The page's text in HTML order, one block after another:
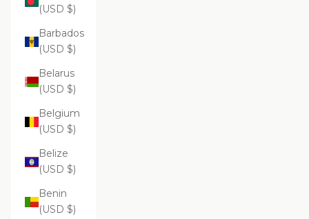
(USD $)
Barbados
(USD $)
Belarus
(USD $)
Belgium
(USD $)
Belize
(USD $)
Benin
(USD $)